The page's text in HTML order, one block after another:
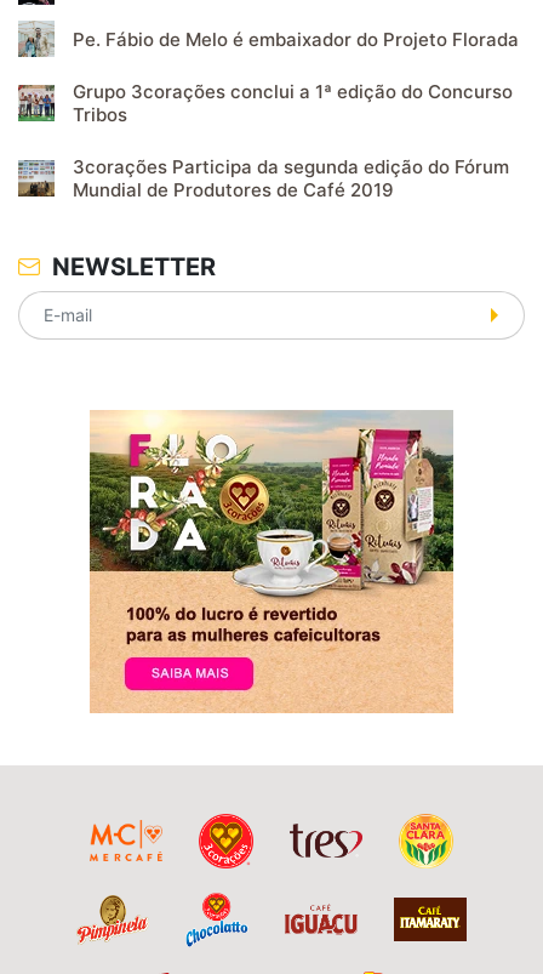
Pe. Fábio de Melo é embaixador do Projeto Florada
Grupo 3corações conclui a 1ª edição do Concurso
Tribos
3corações Participa da segunda edição do Fórum
Mundial de Produtores de Café 2019
NEWSLETTER